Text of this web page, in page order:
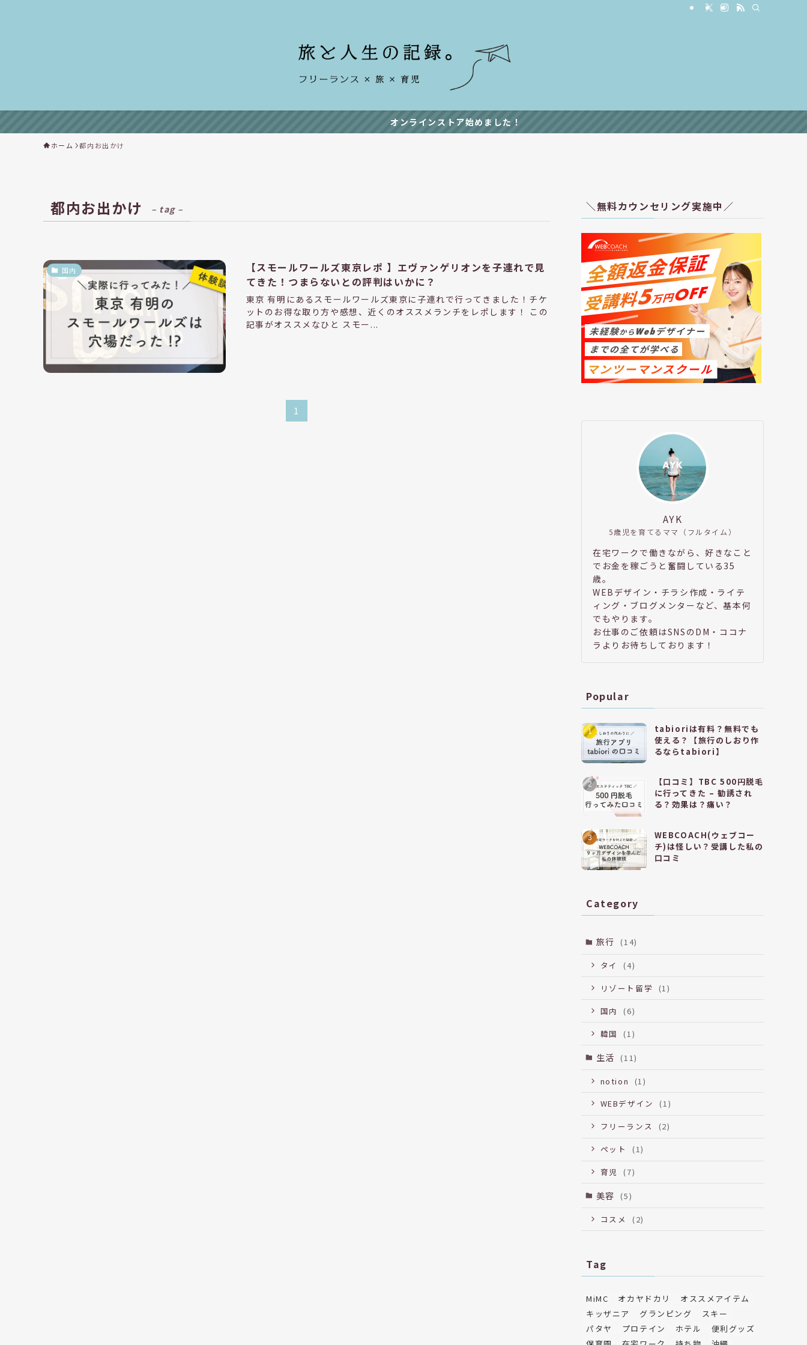
オンラインストア始めました！
ホーム 都内お出かけ
都内お出かけ – tag –
国内
【スモールワールズ東京レポ 】エヴァンゲリオンを子連れで見
てきた！つまらないとの評判はいかに？
東京 有明にあるスモールワールズ東京に子連れで行ってきました！チケ
ットのお得な取り方や感想、近くのオススメランチをレポします！ この
記事がオススメなひと スモー...
1
＼無料カウンセリング実施中／
AYK
5歳児を育てるママ（フルタイム）
在宅ワークで働きながら、好きなこと
でお金を稼ごうと奮闘している35
歳。
WEBデザイン・チラシ作成・ライテ
ィング・ブログメンターなど、基本何
でもやります。
お仕事のご依頼はSNSのDM・ココナ
ラよりお待ちしております！
Popular
tabioriは有料？無料でも
使える？【旅行のしおり作
るならtabiori】
【口コミ】TBC 500円脱毛
に行ってきた – 勧誘され
る？効果は？痛い？
WEBCOACH(ウェブコー
チ)は怪しい？受講した私の
口コミ
Category
旅行 (14)
タイ
(4)
リゾート留学
(1)
国内
(6)
韓国
(1)
生活 (11)
notion
(1)
WEBデザイン
(1)
フリーランス
(2)
ペット
(1)
育児
(7)
美容 (5)
コスメ (2)
Tag
MiMC オカヤドカリ
オススメアイテム
キッザニア
グランピング
スキー
パタヤ
プロテイン ホテル
便利グッズ